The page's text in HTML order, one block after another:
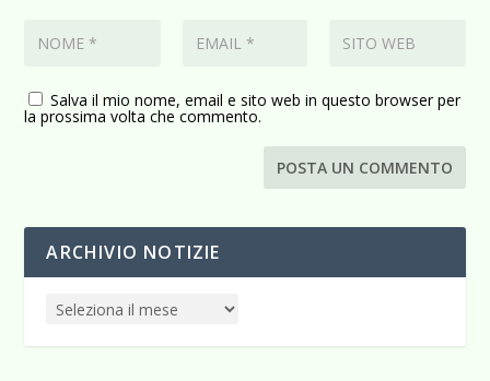
Salva il mio nome, email e sito web in questo browser per
la prossima volta che commento.
ARCHIVIO NOTIZIE